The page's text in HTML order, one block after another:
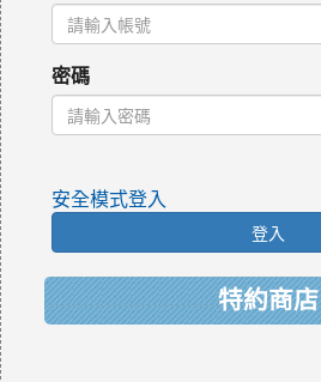
密碼
安全模式登入
登入
特約商店